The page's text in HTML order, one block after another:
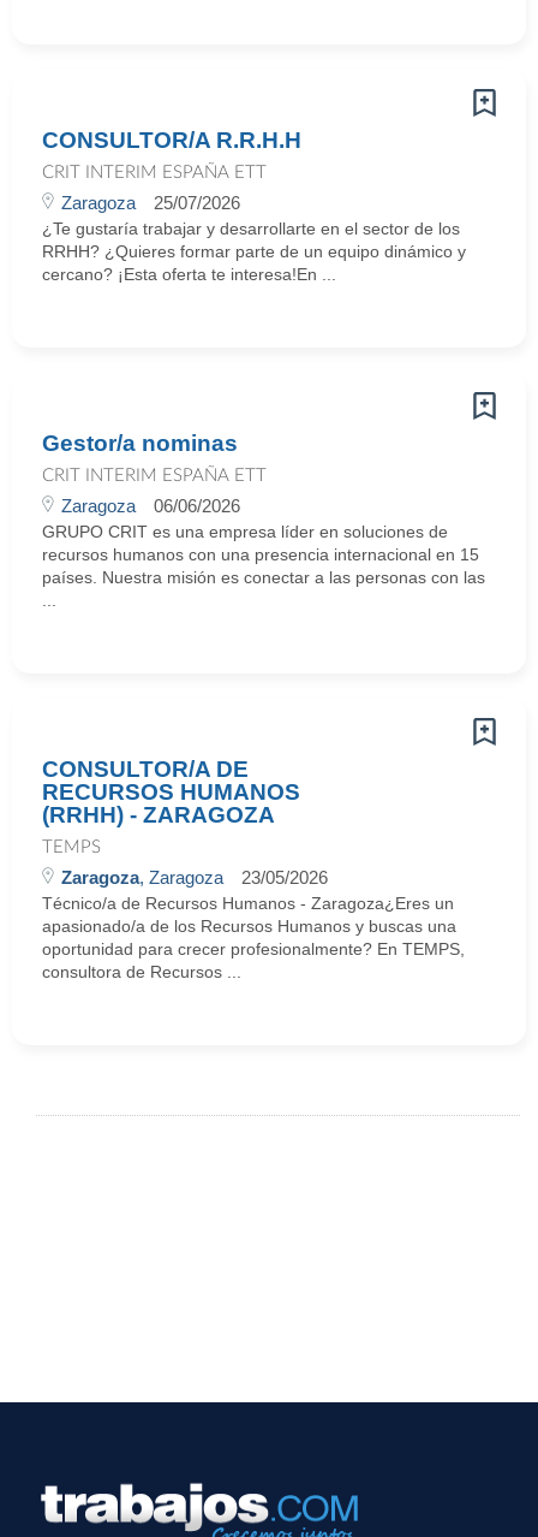
CONSULTOR/A R.R.H.H
CRIT INTERIM ESPAÑA ETT
Zaragoza 25/07/2026
¿Te gustaría trabajar y desarrollarte en el sector de los
RRHH? ¿Quieres formar parte de un equipo dinámico y
cercano? ¡Esta oferta te interesa!En ...
Gestor/a nominas
CRIT INTERIM ESPAÑA ETT
Zaragoza 06/06/2026
GRUPO CRIT es una empresa líder en soluciones de
recursos humanos con una presencia internacional en 15
países. Nuestra misión es conectar a las personas con las
CONSULTOR/A DE
RECURSOS HUMANOS
(RRHH) - ZARAGOZA
TEMPS
Zaragoza, Zaragoza 23/05/2026
Técnico/a de Recursos Humanos - Zaragoza¿Eres un
apasionado/a de los Recursos Humanos y buscas una
oportunidad para crecer profesionalmente? En TEMPS,
consultora de Recursos ...